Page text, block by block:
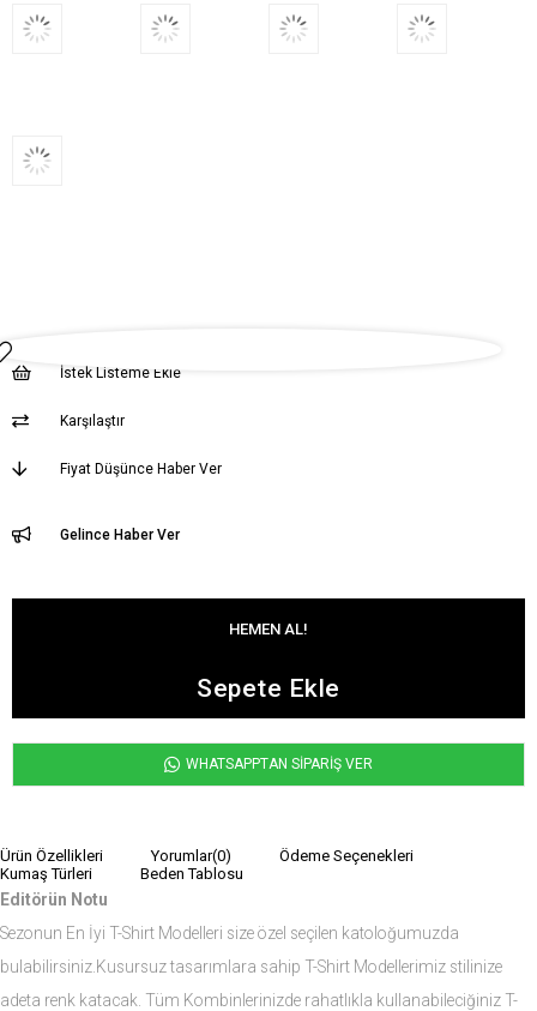
İstek Listeme Ekle
Karşılaştır
Fiyat Düşünce Haber Ver
Gelince Haber Ver
WHATSAPPTAN SİPARİŞ VER
Ürün Özellikleri Yorumlar(0)
Ödeme Seçenekleri
Kumaş Türleri
Beden Tablosu
Editörün Notu
Sezonun En İyi T-Shirt Modelleri size özel seçilen katoloğumuzda
bulabilirsiniz.Kusursuz tasarımlara sahip T-Shirt Modellerimiz stilinize
adeta renk katacak. Tüm Kombinlerinizde rahatlıkla kullanabileciğiniz T-